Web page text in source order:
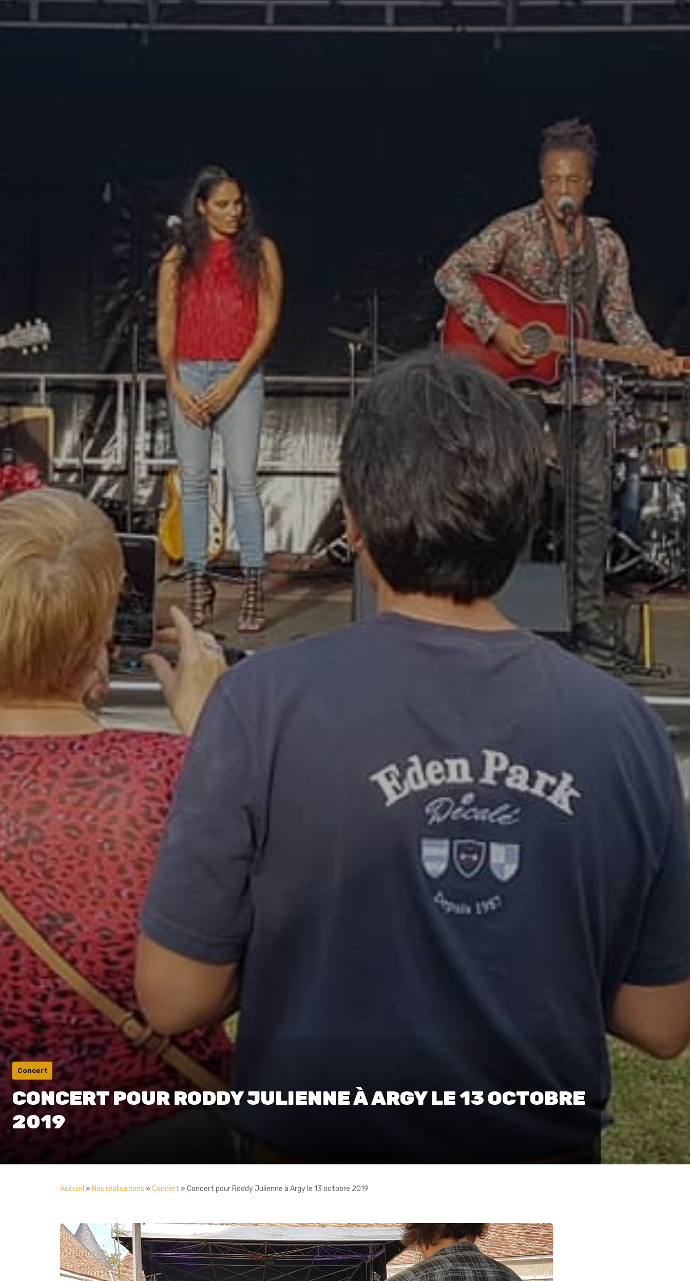
Concert
CONCERT POUR RODDY JULIENNE À ARGY LE 13 OCTOBRE
2019
Accueil » Nos réalisations » Concert » Concert pour Roddy Julienne à Argy le 13 octobre 2019